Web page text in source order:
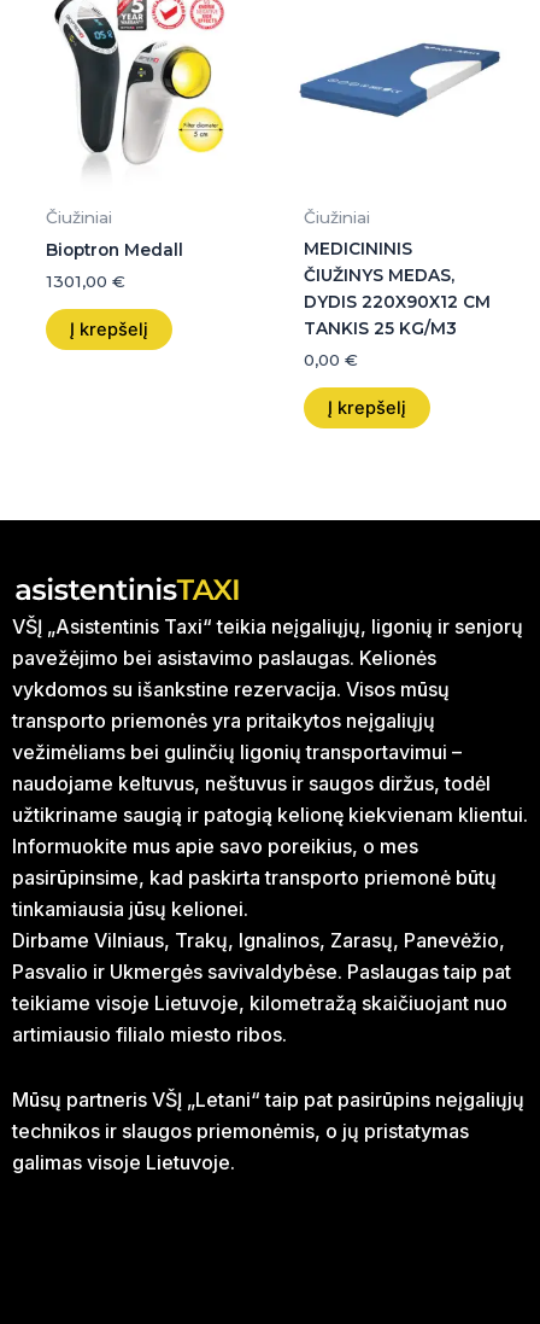
Čiužiniai
Bioptron Medall
1301,00 €
Į krepšelį
Čiužiniai
MEDICININIS
ČIUŽINYS MEDAS,
DYDIS 220X90X12 CM
TANKIS 25 KG/M3
0,00 €
Į krepšelį
VŠĮ „Asistentinis Taxi“ teikia neįgaliųjų, ligonių ir senjorų
pavežėjimo bei asistavimo paslaugas. Kelionės
vykdomos su išankstine rezervacija. Visos mūsų
transporto priemonės yra pritaikytos neįgaliųjų
vežimėliams bei gulinčių ligonių transportavimui –
naudojame keltuvus, neštuvus ir saugos diržus, todėl
užtikriname saugią ir patogią kelionę kiekvienam klientui.
Informuokite mus apie savo poreikius, o mes
pasirūpinsime, kad paskirta transporto priemonė būtų
tinkamiausia jūsų kelionei.
Dirbame Vilniaus, Trakų, Ignalinos, Zarasų, Panevėžio,
Pasvalio ir Ukmergės savivaldybėse. Paslaugas taip pat
teikiame visoje Lietuvoje, kilometražą skaičiuojant nuo
artimiausio filialo miesto ribos.
Mūsų partneris VŠĮ „Letani“ taip pat pasirūpins neįgaliųjų
technikos ir slaugos priemonėmis, o jų pristatymas
galimas visoje Lietuvoje.